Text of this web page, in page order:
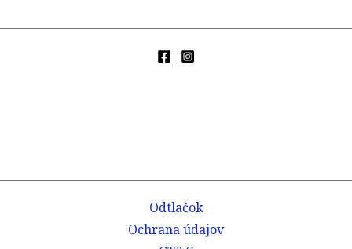
Odtlačok
Ochrana údajov